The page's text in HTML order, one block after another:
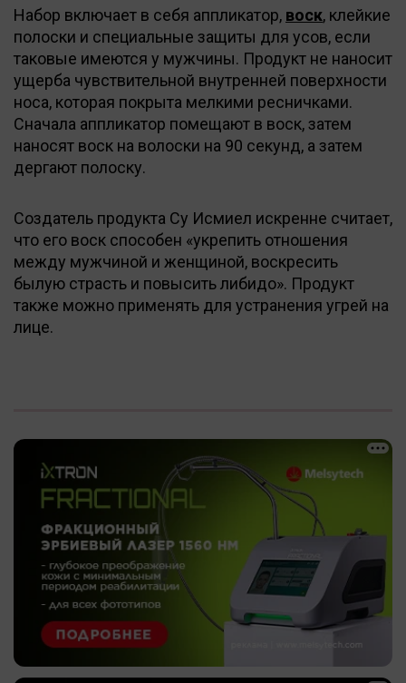
Набор включает в себя аппликатор, воск, клейкие
полоски и специальные защиты для усов, если
таковые имеются у мужчины. Продукт не наносит
ущерба чувствительной внутренней поверхности
носа, которая покрыта мелкими ресничками.
Сначала аппликатор помещают в воск, затем
наносят воск на волоски на 90 секунд, а затем
дергают полоску.
Создатель продукта Су Исмиел искренне считает,
что его воск способен «укрепить отношения
между мужчиной и женщиной, воскресить
былую страсть и повысить либидо». Продукт
также можно применять для устранения угрей на
лице.